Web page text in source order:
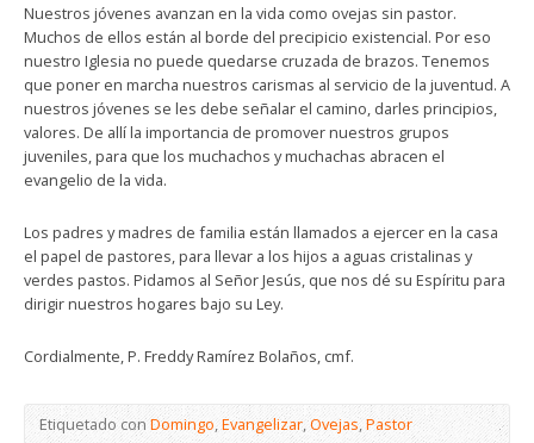
Nuestros jóvenes avanzan en la vida como ovejas sin pastor.
Muchos de ellos están al borde del precipicio existencial. Por eso
nuestro Iglesia no puede quedarse cruzada de brazos. Tenemos
que poner en marcha nuestros carismas al servicio de la juventud. A
nuestros jóvenes se les debe señalar el camino, darles principios,
valores. De allí la importancia de promover nuestros grupos
juveniles, para que los muchachos y muchachas abracen el
evangelio de la vida.
Los padres y madres de familia están llamados a ejercer en la casa
el papel de pastores, para llevar a los hijos a aguas cristalinas y
verdes pastos. Pidamos al Señor Jesús, que nos dé su Espíritu para
dirigir nuestros hogares bajo su Ley.
Cordialmente, P. Freddy Ramírez Bolaños, cmf.
Etiquetado conDomingo,Evangelizar,Ovejas,Pastor